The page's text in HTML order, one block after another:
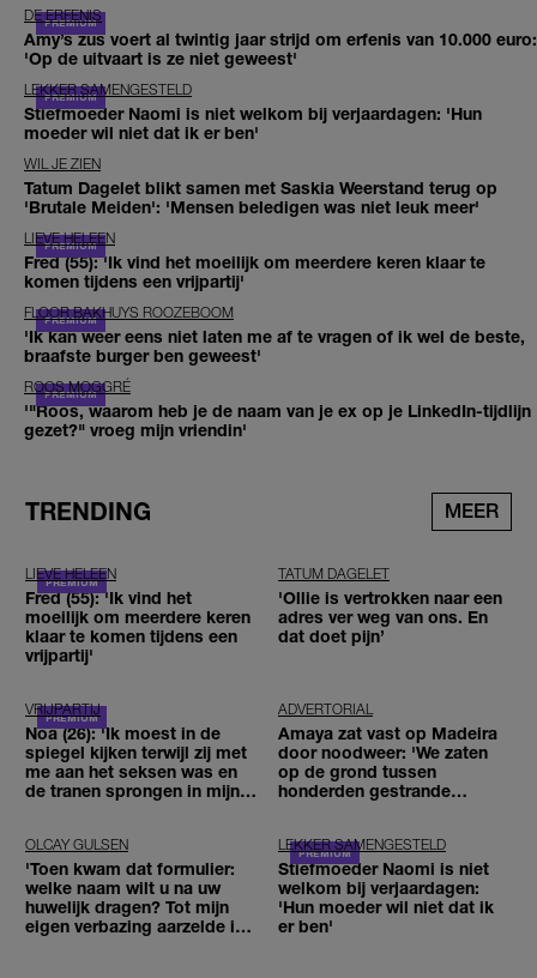
DE ERFENIS
Amy’s zus voert al twintig jaar strijd om erfenis van 10.000 euro:
'Op de uitvaart is ze niet geweest'
LEKKER SAMENGESTELD
Stiefmoeder Naomi is niet welkom bij verjaardagen: 'Hun
moeder wil niet dat ik er ben'
WIL JE ZIEN
Tatum Dagelet blikt samen met Saskia Weerstand terug op
'Brutale Meiden': 'Mensen beledigen was niet leuk meer'
LIEVE HELEEN
Fred (55): 'Ik vind het moeilijk om meerdere keren klaar te
komen tijdens een vrijpartij'
FLOOR BAKHUYS ROOZEBOOM
'Ik kan weer eens niet laten me af te vragen of ik wel de beste,
braafste burger ben geweest'
ROOS MOGGRÉ
'"Roos, waarom heb je de naam van je ex op je LinkedIn-tijdlijn
gezet?" vroeg mijn vriendin'
TRENDING MEER
LIEVE HELEEN
Fred (55): 'Ik vind het
moeilijk om meerdere keren
klaar te komen tijdens een
vrijpartij'
TATUM DAGELET
'Ollie is vertrokken naar een
adres ver weg van ons. En
dat doet pijn’
VRIJPARTIJ
Noa (26): 'Ik moest in de
spiegel kijken terwijl zij met
me aan het seksen was en
de tranen sprongen in mijn
ADVERTORIAL
Amaya zat vast op Madeira
door noodweer: 'We zaten
op de grond tussen
honderden gestrande
OLCAY GULSEN
'Toen kwam dat formulier:
welke naam wilt u na uw
huwelijk dragen? Tot mijn
eigen verbazing aarzelde ik
LEKKER SAMENGESTELD
Stiefmoeder Naomi is niet
welkom bij verjaardagen:
'Hun moeder wil niet dat ik
er ben'